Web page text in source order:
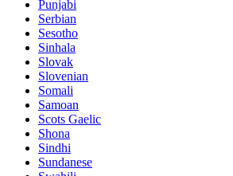
Punjabi
Serbian
Sesotho
Sinhala
Slovak
Slovenian
Somali
Samoan
Scots Gaelic
Shona
Sindhi
Sundanese